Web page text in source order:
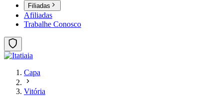
Filiadas
Afiliadas
Trabalhe Conosco
Capa
Vitória